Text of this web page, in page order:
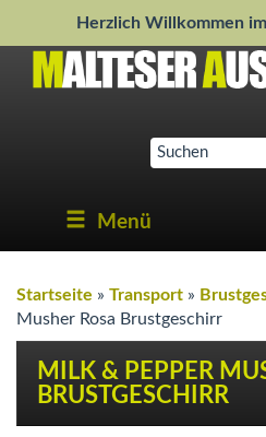
Herzlich Willkommen
Menü
Startseite » Transport »
Musher Rosa Brustgeschirr
MILK & PEPPER
BRUSTGESCHIRR